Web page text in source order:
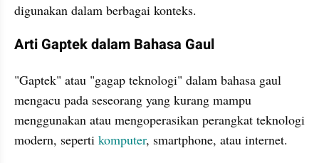
digunakan dalam berbagai konteks.
Arti Gaptek dalam Bahasa Gaul
"Gaptek" atau "gagap teknologi" dalam bahasa gaul
mengacu pada seseorang yang kurang mampu
menggunakan atau mengoperasikan perangkat teknologi
modern, seperti komputer, smartphone, atau internet.